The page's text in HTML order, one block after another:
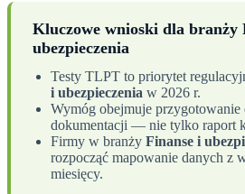
Kluczowe wnioski dla branży
ubezpieczenia
Testy TLPT to priorytet
i ubezpieczenia w 2026 r.
Wymóg obejmuje przygotowanie
dokumentacji — nie tylko raport
Firmy w branży Finanse i
rozpocząć mapowanie danych z
miesięcy.